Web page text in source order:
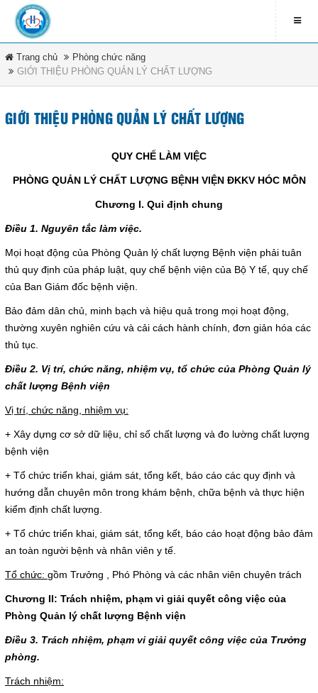
Trang chủ
Phòng chức năng
GIỚI THIỆU PHÒNG QUẢN LÝ CHẤT LƯỢNG
GIỚI THIỆU PHÒNG QUẢN LÝ CHẤT LƯỢNG
QUY CHẾ LÀM VIỆC
PHÒNG QUẢN LÝ CHẤT LƯỢNG BỆNH VIỆN ĐKKV HÓC MÔN
Chương I. Qui định chung
Điều 1. Nguyên tắc làm việc.
Mọi hoạt động của Phòng Quản lý chất lượng Bệnh viện phải tuân
thủ quy định của pháp luật, quy chế bệnh viện của Bộ Y tế, quy chế
của Ban Giám đốc bệnh viện.
Bảo đảm dân chủ, minh bạch và hiệu quả trong mọi hoạt động,
thường xuyên nghiên cứu và cải cách hành chính, đơn giản hóa các
thủ tục.
Điều 2. Vị trí, chức năng, nhiệm vụ, tổ chức của Phòng Quản lý
chất lượng Bệnh viện
Vị trí, chức năng, nhiệm vụ:
+ Xây dựng cơ sở dữ liệu, chỉ số chất lượng và đo lường chất lượng
bệnh viện
+ Tổ chức triển khai, giám sát, tổng kết, báo cáo các quy định và
hướng dẫn chuyên môn trong khám bệnh, chữa bệnh và thực hiện
kiểm định chất lượng.
+ Tổ chức triển khai, giám sát, tổng kết, báo cáo hoạt động bảo đảm
an toàn người bệnh và nhân viên y tế.
Tổ chức: gồm Trưởng , Phó Phòng và các nhân viên chuyên trách
Chương II: Trách nhiệm, phạm vi giải quyết công việc của
Phòng Quản lý chất lượng Bệnh viện
Điều 3. Trách nhiệm, phạm vi giải quyết công việc của Trưởng
phòng.
Trách nhiệm:
Tin tức & sự kiện
Quy chế bệnh viện
Tổ chức bệnh viện
Hoạt động chuyên môn
Công tác xã hội
Hướng dẫn bệnh nhân
Sơ đồ bệnh viện
Chuyên khoa
Thư viện
Giá dịch vụ
Đào tạo - Nghiên cứu KH
contact_address
TP.HCM
(08) 3891 4208